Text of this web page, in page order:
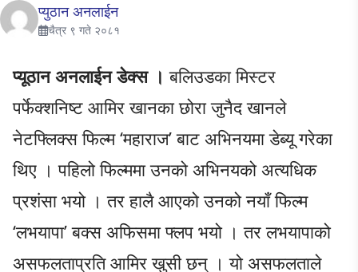
प्युठान अनलाईन
चैत्र ९ गते २०८१
प्यूठान अनलाईन डेक्स ।बलिउडका मिस्टर
पर्फेक्शनिष्ट आमिर खानका छोरा जुनैद खानले
नेटफ्लिक्स फिल्म ‘महाराज’ बाट अभिनयमा डेब्यू गरेका
थिए । पहिलो फिल्ममा उनको अभिनयको अत्यधिक
प्रशंसा भयो । तर हालै आएको उनको नयाँ फिल्म
‘लभयापा’ बक्स अफिसमा फ्लप भयो । तर लभयापाको
असफलताप्रति आमिर खुसी छन् । यो असफलताले